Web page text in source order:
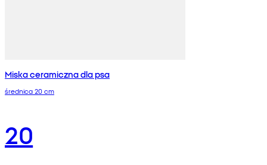
Miska ceramiczna dla psa
średnica 20 cm
20